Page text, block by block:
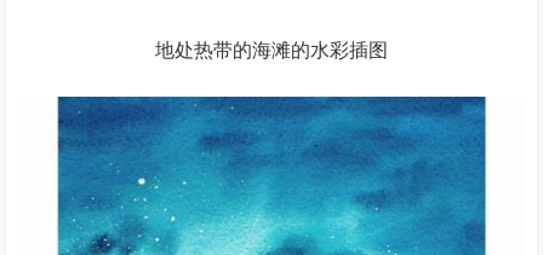
地处热带的海滩的水彩插图